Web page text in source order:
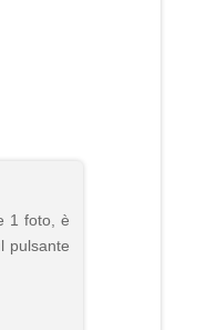
1 foto, è
pulsante